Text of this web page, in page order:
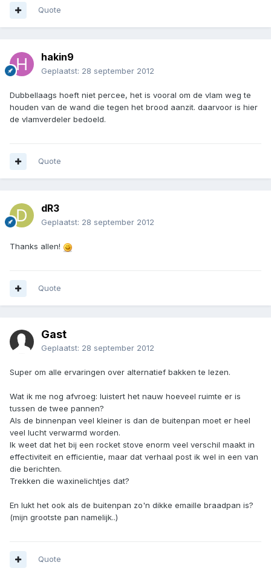
Quote
hakin9
Geplaatst: 28 september 2012
Dubbellaags hoeft niet percee, het is vooral om de vlam weg te
houden van de wand die tegen het brood aanzit. daarvoor is hier
de vlamverdeler bedoeld.
Quote
dR3
Geplaatst: 28 september 2012
Thanks allen!
Quote
Gast
Geplaatst: 28 september 2012
Super om alle ervaringen over alternatief bakken te lezen.
Wat ik me nog afvroeg: luistert het nauw hoeveel ruimte er is
tussen de twee pannen?
Als de binnenpan veel kleiner is dan de buitenpan moet er heel
veel lucht verwarmd worden.
Ik weet dat het bij een rocket stove enorm veel verschil maakt in
effectiviteit en efficientie, maar dat verhaal post ik wel in een van
die berichten.
Trekken die waxinelichtjes dat?
En lukt het ook als de buitenpan zo'n dikke emaille braadpan is?
(mijn grootste pan namelijk..)
Quote